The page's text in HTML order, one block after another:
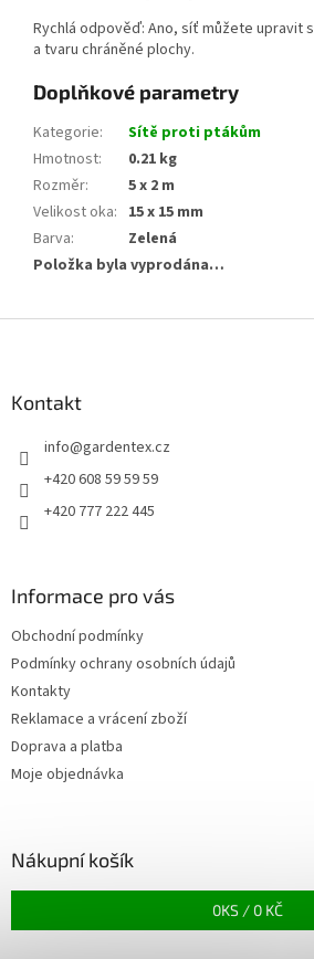
Rychlá odpověď: Ano, síť můžete upravit
a tvaru chráněné plochy.
Doplňkové parametry
Kategorie:
Sítě proti ptákům
Hmotnost:
0.21 kg
Rozměr:
5 x 2 m
Velikost oka: 15 x 15 mm
Barva:
Zelená
Položka byla vyprodána…
Kontakt
info@gardentex.cz
+420 608 59 59 59
+420 777 222 445
Informace pro vás
Obchodní podmínky
Podmínky ochrany osobních údajů
Kontakty
Reklamace a vrácení zboží
Doprava a platba
Moje objednávka
Nákupní košík
0KS / 0 KČ